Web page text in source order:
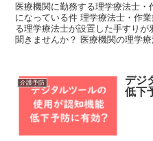
医療機関に勤務する理学療法士
になっている件 理学療法士・作
る理学療法士が設置した手すりが
聞きませんか？ 医療機関の理学療
介護予防
デジ
低下